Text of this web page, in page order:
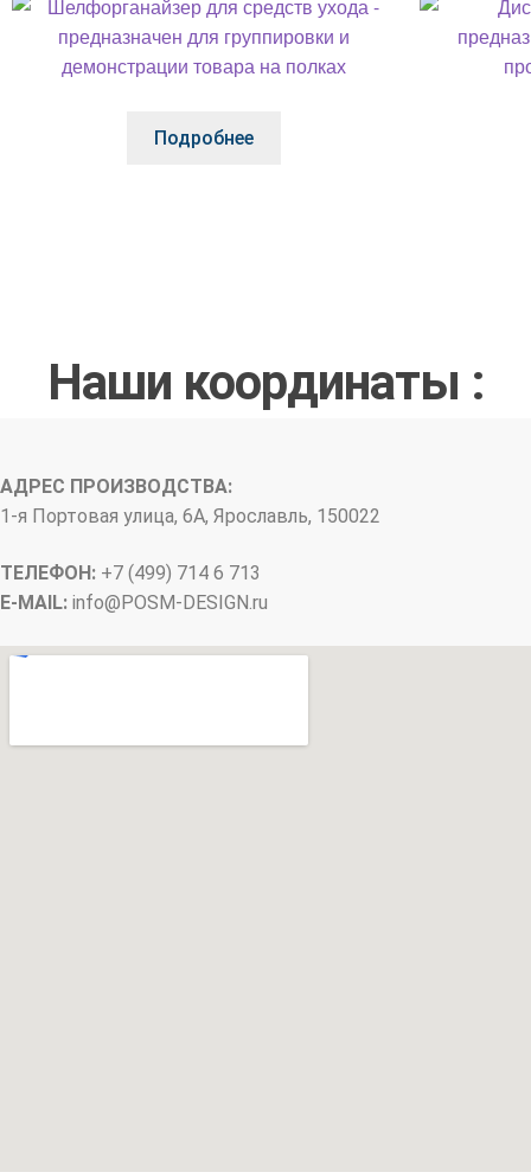
Подробнее
Наши координаты :
АДРЕС ПРОИЗВОДСТВА:
1-я Портовая улица, 6А, Ярославль, 150022
ТЕЛЕФОН: +7 (499) 714 6 713
E-MAIL: info@POSM-DESIGN.ru